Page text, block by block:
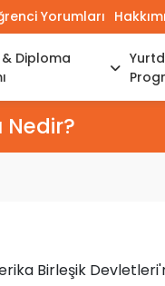
Yorumları
Diploma
Nedir?
Birleşik